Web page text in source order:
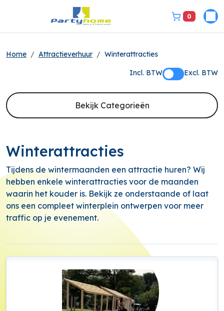
bel ons
0
Home Attractieverhuur Winterattracties
Incl. BTW Excl. BTW
Bekijk Categorieën
Winterattracties
Tijdens de wintermaanden een attractie huren? Wij
hebben enkele winterattracties voor de maanden
waarin het kouder is. Bekijk ze onderstaande of laat
ons een compleet winterplein ontwerpen voor meer
traffic op je evenement.